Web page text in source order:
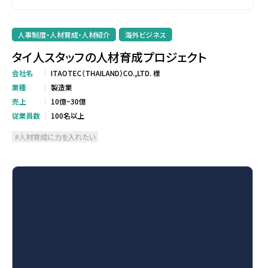
人事制度・人材育成・人材紹介 海外ビジネス
タイ人スタッフの人材育成プロジェクト
会社名
ITAOTEC（THAILAND）CO.,LTD. 様
業種
製造業
売上
10億~30億
従業員数
100名以上
人材育成に力を入れたい